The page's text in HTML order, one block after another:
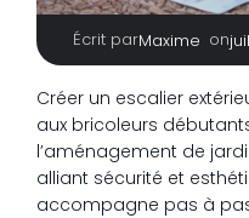
Écrit parMaxime on
Créer un escalier
aux bricoleurs
l’aménagement de
alliant sécurité et
accompagne pas à